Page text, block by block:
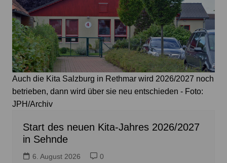
Auch die Kita Salzburg in Rethmar wird 2026/2027 noch
betrieben, dann wird über sie neu entschieden - Foto:
JPH/Archiv
Start des neuen Kita-Jahres 2026/2027
in Sehnde
6. August 2026 0